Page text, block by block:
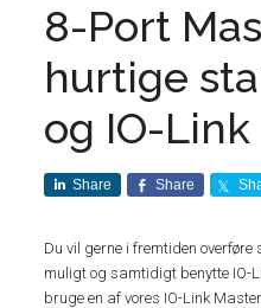
8-Port
hurtige
og IO-Link
Share Share
Du vil gerne i fremtiden
muligt og samtidigt benytte IO-
bruge en af vores IO-Link